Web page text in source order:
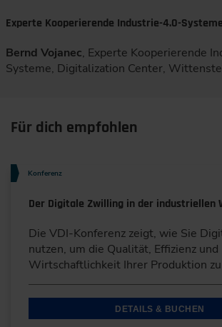
Experte Kooperierende Industrie-4.0-
Bernd Vojanec, Experte Kooperierende
Systeme, Digitalization Center,
Für dich empfohlen
Konferenz
Der Digitale Zwilling in der industriellen
Die VDI-Konferenz zeigt, wie Sie
nutzen, um die Qualität, Effizienz und
Wirtschaftlichkeit Ihrer Produktion
DETAILS & BUCHEN